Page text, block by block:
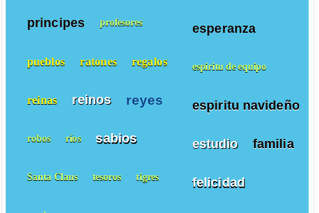
esperanza
espiritu de equipo
espiritu navideño
estudio familia
felicidad
principes profesores
pueblos ratones regalos
reinas reinos reyes
robos ríos sabios
Santa Claus tesoros tigres